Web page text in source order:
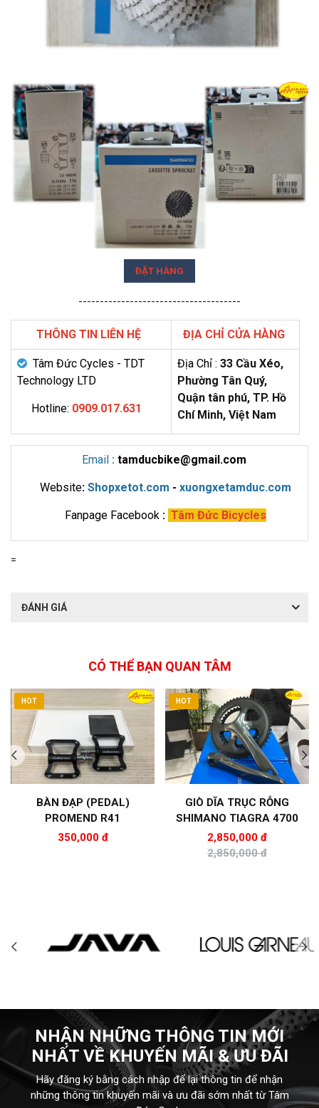
ĐẶT HÀNG
--------------------------------------
THÔNG TIN LIÊN HỆ ĐỊA CHỈ CỬA HÀNG
Tâm Đức Cycles - TDT
Technology LTD
Hotline: 0909.017.631
Địa Chỉ : 33 Cầu Xéo,
Phường Tân Quý,
Quận tân phú, TP. Hồ
Chí Minh, Việt Nam
Email : tamducbike@gmail.com
Website: Shopxetot.com - xuongxetamduc.com
Fanpage Facebook : Tâm Đức Bicycles
=
ĐÁNH GIÁ
CÓ THỂ BẠN QUAN TÂM
HOT
BÀN ĐẠP (PEDAL)
PROMEND R41
350,000 đ
HOT
GIÒ DĨA TRỤC RỖNG
SHIMANO TIAGRA 4700
2,850,000 đ
2,850,000 đ
NHẬN NHỮNG THÔNG TIN MỚI
NHẤT VỀ KHUYẾN MÃI & ƯU ĐÃI
Hãy đăng ký bằng cách nhập để lại thông tin để nhận
những thông tin khuyến mãi và ưu đãi sớm nhất từ Tâm